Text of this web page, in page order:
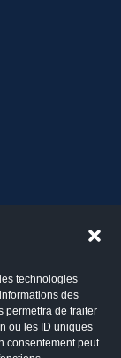
technologies
des
permettra de traiter
ou les ID uniques
consentement peut